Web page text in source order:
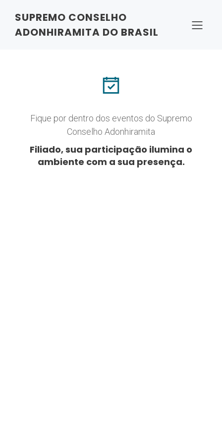
SUPREMO CONSELHO
ADONHIRAMITA DO BRASIL
Eventos
Fique por dentro dos eventos do Supremo
Conselho Adonhiramita
Filiado, sua participação ilumina o
ambiente com a sua presença.